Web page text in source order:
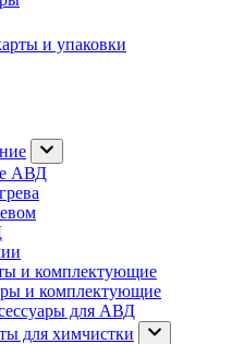
и упаковки
АВД
и комплектующие
и комплектующие
для АВД
для химчистки